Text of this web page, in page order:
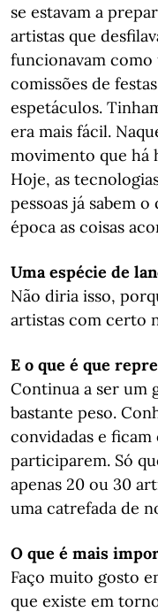
se estavam a
artistas que
funcionavam como
comissões de
espetáculos.
era mais fácil.
movimento que há
Hoje, as
pessoas já sabem
época as coisas
Uma espécie de
Não diria isso,
artistas com certo
E o que é que
Continua a ser um
bastante peso.
convidadas e
participarem. Só
apenas 20 ou 30
uma catrefada de
O que é mais
Faço muito gosto
que existe em